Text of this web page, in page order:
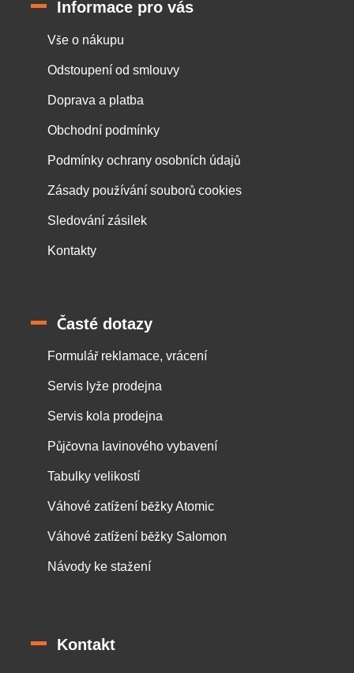
Informace pro vás
Vše o nákupu
Odstoupení od smlouvy
Doprava a platba
Obchodní podmínky
Podmínky ochrany osobních údajů
Zásady používání souborů cookies
Sledování zásilek
Kontakty
Časté dotazy
Formulář reklamace, vrácení
Servis lyže prodejna
Servis kola prodejna
Půjčovna lavinového vybavení
Tabulky velikostí
Váhové zatížení běžky Atomic
Váhové zatížení běžky Salomon
Návody ke stažení
Kontakt